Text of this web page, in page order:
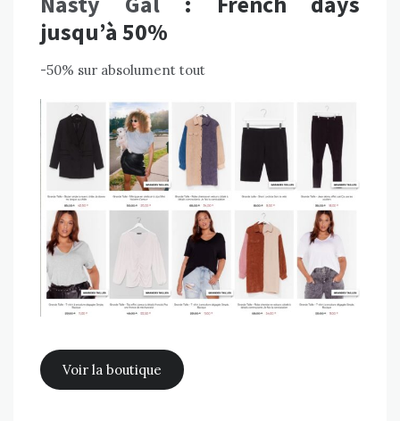
jusqu’à 50%
-50% sur absolument tout
Voir la boutique